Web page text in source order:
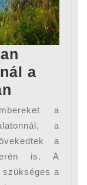
a
hiány
van
a
a
a
a
is. A
szükséges a